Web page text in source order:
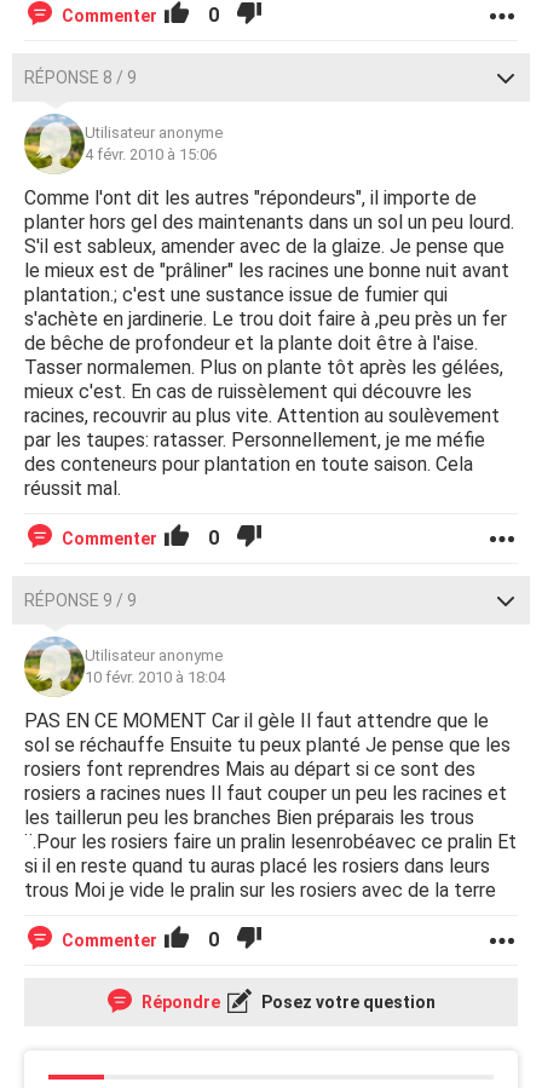
Commenter 0
RÉPONSE 8 / 9
Utilisateur anonyme
4 févr. 2010 à 15:06
Comme l'ont dit les autres "répondeurs", il importe de
planter hors gel des maintenants dans un sol un peu lourd.
S'il est sableux, amender avec de la glaize. Je pense que
le mieux est de "prâliner" les racines une bonne nuit avant
plantation.; c'est une sustance issue de fumier qui
s'achète en jardinerie. Le trou doit faire à ,peu près un fer
de bêche de profondeur et la plante doit être à l'aise.
Tasser normalemen. Plus on plante tôt après les gélées,
mieux c'est. En cas de ruissèlement qui découvre les
racines, recouvrir au plus vite. Attention au soulèvement
par les taupes: ratasser. Personnellement, je me méfie
des conteneurs pour plantation en toute saison. Cela
réussit mal.
Commenter 0
RÉPONSE 9 / 9
Utilisateur anonyme
10 févr. 2010 à 18:04
PAS EN CE MOMENT Car il gèle Il faut attendre que le
sol se réchauffe Ensuite tu peux planté Je pense que les
rosiers font reprendres Mais au départ si ce sont des
rosiers a racines nues Il faut couper un peu les racines et
les taillerun peu les branches Bien préparais les trous
¨.Pour les rosiers faire un pralin lesenrobéavec ce pralin Et
si il en reste quand tu auras placé les rosiers dans leurs
trous Moi je vide le pralin sur les rosiers avec de la terre
Commenter 0
Répondre Posez votre question